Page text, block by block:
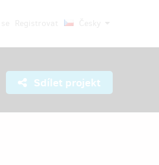
Sdílet projekt